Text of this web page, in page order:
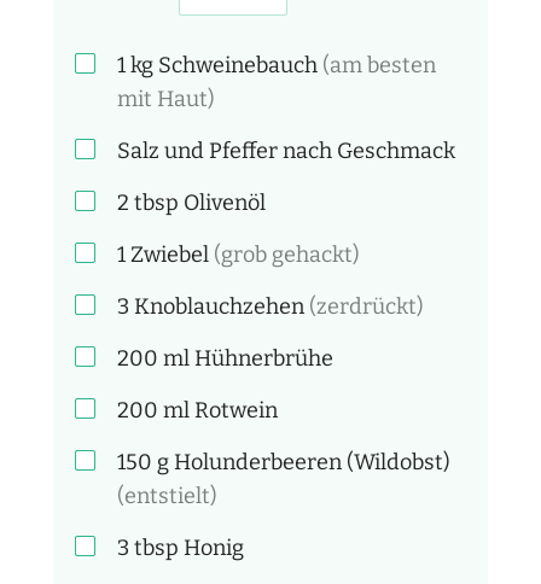
1kg Schweinebauch (am besten
mit Haut)
Salz und Pfeffer nach Geschmack
2 tbsp Olivenöl
1Zwiebel (grob gehackt)
3 Knoblauchzehen (zerdrückt)
200 ml Hühnerbrühe
200 ml Rotwein
150 g Holunderbeeren (Wildobst)
(entstielt)
3 tbsp Honig